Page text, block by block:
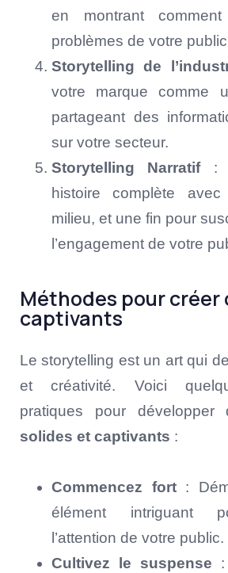
en montrant
problèmes de votre
Storytelling de
votre marque comme
partageant des
sur votre secteur.
Storytelling Narratif:
histoire complète
milieu, et une fin pour
l’engagement de votre
Méthodes pour créer
captivants
Le storytelling est un art qui
et créativité. Voici
pratiques pour développer
solides et captivants :
Commencez fort:
élément intriguant
l’attention de votre public.
Cultivez le suspense :